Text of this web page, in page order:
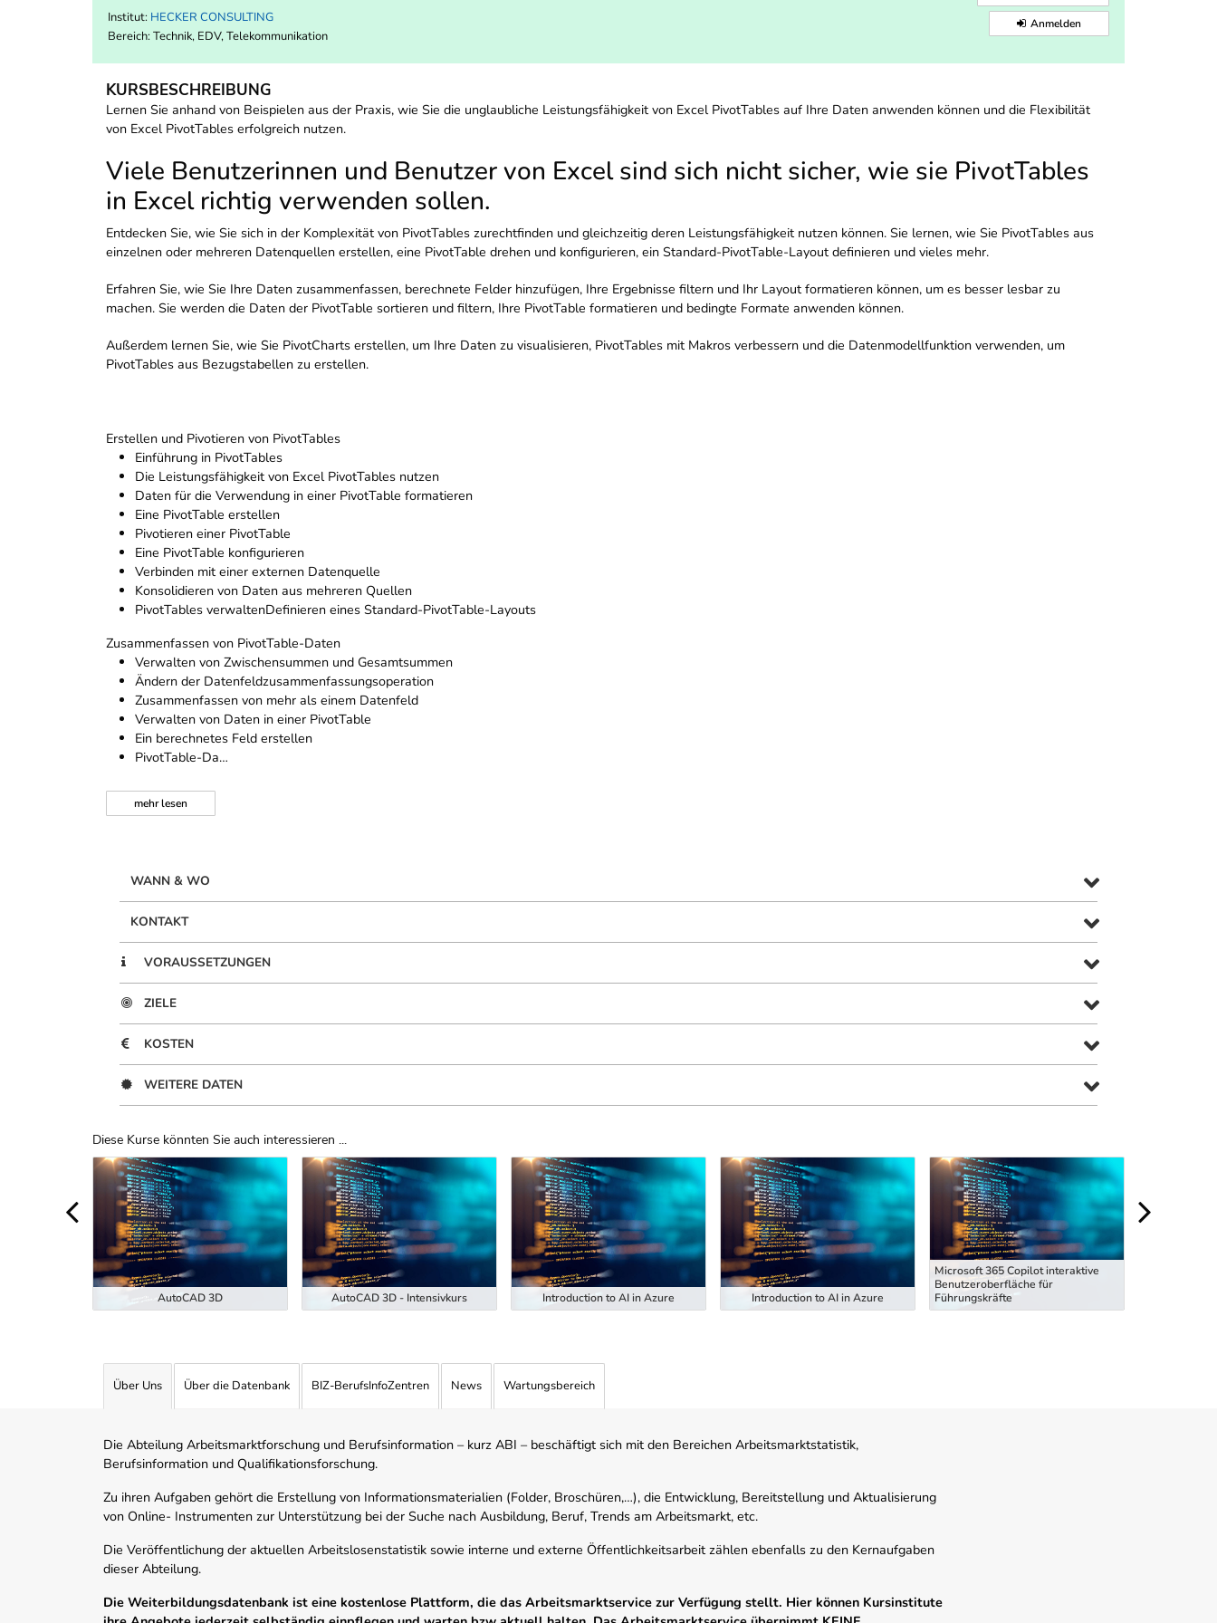
Institut: HECKER CONSULTING
Bereich: Technik, EDV, Telekommunikation
Anmelden
KURSBESCHREIBUNG
Lernen Sie anhand von Beispielen aus der Praxis, wie Sie die unglaubliche Leistungsfähigkeit von Excel PivotTables auf Ihre Daten anwenden können und die Flexibilität
von Excel PivotTables erfolgreich nutzen.
Viele Benutzerinnen und Benutzer von Excel sind sich nicht sicher, wie sie PivotTables
in Excel richtig verwenden sollen.
Entdecken Sie, wie Sie sich in der Komplexität von PivotTables zurechtfinden und gleichzeitig deren Leistungsfähigkeit nutzen können. Sie lernen, wie Sie PivotTables aus
einzelnen oder mehreren Datenquellen erstellen, eine PivotTable drehen und konfigurieren, ein Standard-PivotTable-Layout definieren und vieles mehr.
Erfahren Sie, wie Sie Ihre Daten zusammenfassen, berechnete Felder hinzufügen, Ihre Ergebnisse filtern und Ihr Layout formatieren können, um es besser lesbar zu
machen. Sie werden die Daten der PivotTable sortieren und filtern, Ihre PivotTable formatieren und bedingte Formate anwenden können.
Außerdem lernen Sie, wie Sie PivotCharts erstellen, um Ihre Daten zu visualisieren, PivotTables mit Makros verbessern und die Datenmodellfunktion verwenden, um
PivotTables aus Bezugstabellen zu erstellen.
Erstellen und Pivotieren von PivotTables
Einführung in PivotTables
Die Leistungsfähigkeit von Excel PivotTables nutzen
Daten für die Verwendung in einer PivotTable formatieren
Eine PivotTable erstellen
Pivotieren einer PivotTable
Eine PivotTable konfigurieren
Verbinden mit einer externen Datenquelle
Konsolidieren von Daten aus mehreren Quellen
PivotTables verwaltenDefinieren eines Standard-PivotTable-Layouts
Zusammenfassen von PivotTable-Daten
Verwalten von Zwischensummen und Gesamtsummen
Ändern der Datenfeldzusammenfassungsoperation
Zusammenfassen von mehr als einem Datenfeld
Verwalten von Daten in einer PivotTable
Ein berechnetes Feld erstellen
PivotTable-Da…
mehrlesen
WANN & WO
KONTAKT
VORAUSSETZUNGEN
ZIELE
KOSTEN
WEITERE DATEN
Diese Kurse könnten Sie auch interessieren ...
Uber Weiterbildungsvorschläge
AutoCAD 3D AutoCAD 3D - Intensivkurs Introduction to AI in Azure Introduction to AI in Azure
Microsoft 365 Copilot interaktive
Benutzeroberfläche für
Führungskräfte
Über Uns Über die Datenbank BIZ-BerufsInfoZentren News Wartungsbereich
Die Abteilung Arbeitsmarktforschung und Berufsinformation – kurz ABI – beschäftigt sich mit den Bereichen Arbeitsmarktstatistik,
Berufsinformation und Qualifikationsforschung.
Zu ihren Aufgaben gehört die Erstellung von Informationsmaterialien (Folder, Broschüren,…), die Entwicklung, Bereitstellung und Aktualisierung
von Online- Instrumenten zur Unterstützung bei der Suche nach Ausbildung, Beruf, Trends am Arbeitsmarkt, etc.
Die Veröffentlichung der aktuellen Arbeitslosenstatistik sowie interne und externe Öffentlichkeitsarbeit zählen ebenfalls zu den Kernaufgaben
dieser Abteilung.
Die Weiterbildungsdatenbank ist eine kostenlose Plattform, die das Arbeitsmarktservice zur Verfügung stellt. Hier können Kursinstitute